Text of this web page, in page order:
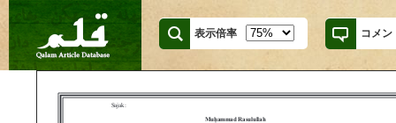
表示倍率 コメン